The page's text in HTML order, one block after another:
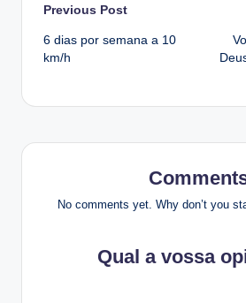
Post
navigation
Previous Post
6 dias por semana a 10
km/h
No comments yet. Why don’t you
Qual a vossa